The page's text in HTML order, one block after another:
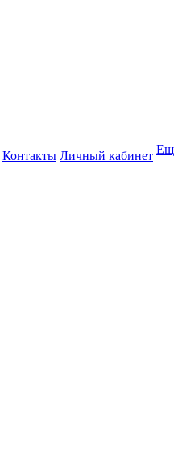
Контакты Личный кабинет